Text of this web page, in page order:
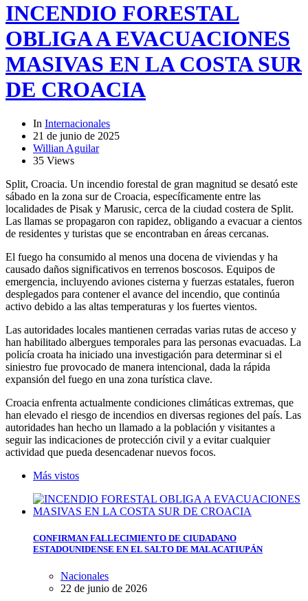
INCENDIO FORESTAL
OBLIGA A EVACUACIONES
MASIVAS EN LA COSTA SUR
DE CROACIA
In Internacionales
21 de junio de 2025
Willian Aguilar
35 Views
Split, Croacia. Un incendio forestal de gran magnitud se desató este
sábado en la zona sur de Croacia, específicamente entre las
localidades de Pisak y Marusic, cerca de la ciudad costera de Split.
Las llamas se propagaron con rapidez, obligando a evacuar a cientos
de residentes y turistas que se encontraban en áreas cercanas.
El fuego ha consumido al menos una docena de viviendas y ha
causado daños significativos en terrenos boscosos. Equipos de
emergencia, incluyendo aviones cisterna y fuerzas estatales, fueron
desplegados para contener el avance del incendio, que continúa
activo debido a las altas temperaturas y los fuertes vientos.
Las autoridades locales mantienen cerradas varias rutas de acceso y
han habilitado albergues temporales para las personas evacuadas. La
policía croata ha iniciado una investigación para determinar si el
siniestro fue provocado de manera intencional, dada la rápida
expansión del fuego en una zona turística clave.
Croacia enfrenta actualmente condiciones climáticas extremas, que
han elevado el riesgo de incendios en diversas regiones del país. Las
autoridades han hecho un llamado a la población y visitantes a
seguir las indicaciones de protección civil y a evitar cualquier
actividad que pueda desencadenar nuevos focos.
Más vistos
CONFIRMAN FALLECIMIENTO DE CIUDADANO
ESTADOUNIDENSE EN EL SALTO DE MALACATIUPÁN
Nacionales
22 de junio de 2026